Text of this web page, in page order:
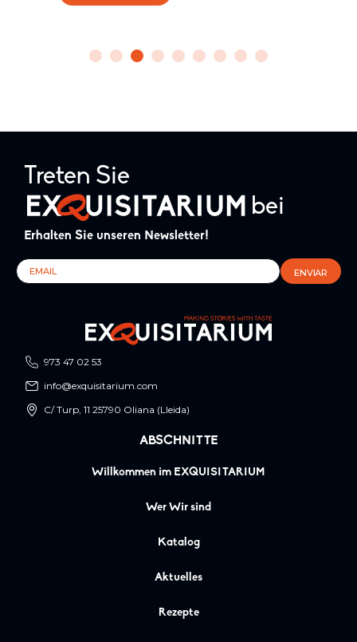
Treten Sie
bei
Erhalten Sie unseren Newsletter!
973 47 02 53
info@exquisitarium.com
C/ Turp, 11 25790 Oliana (Lleida)
ABSCHNITTE
Willkommen im EXQUISITARIUM
Wer Wir sind
Katalog
Aktuelles
Rezepte